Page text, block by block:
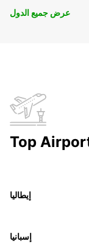
عرض جميع الدول
Top
إيطاليا
إسبانيا